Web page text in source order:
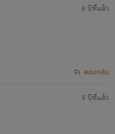
9 ปีที่แล้ว
ตอบกลับ
9 ปีที่แล้ว